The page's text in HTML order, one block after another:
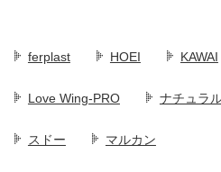
ferplast HOEI KAWAI
Love Wing-PRO ナチュラ
スドー マルカン